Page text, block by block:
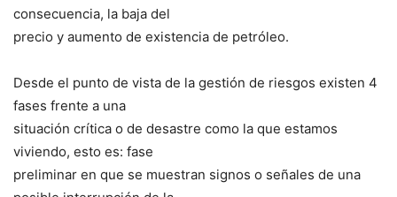
consecuencia, la baja del
precio y aumento de existencia de petróleo.
Desde el punto de vista de la gestión de riesgos existen 4
fases frente a una
situación crítica o de desastre como la que estamos
viviendo, esto es: fase
preliminar en que se muestran signos o señales de una